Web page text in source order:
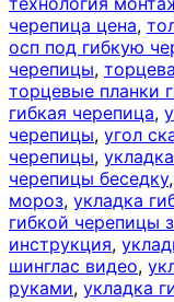
черепица цена,
осп под гибкую
черепицы,
торцевые планки
гибкая черепица,
черепицы, угол
черепицы,
черепицы беседку,
мороз, укладка
гибкой черепицы
инструкция,
шинглас видео,
руками, укладка